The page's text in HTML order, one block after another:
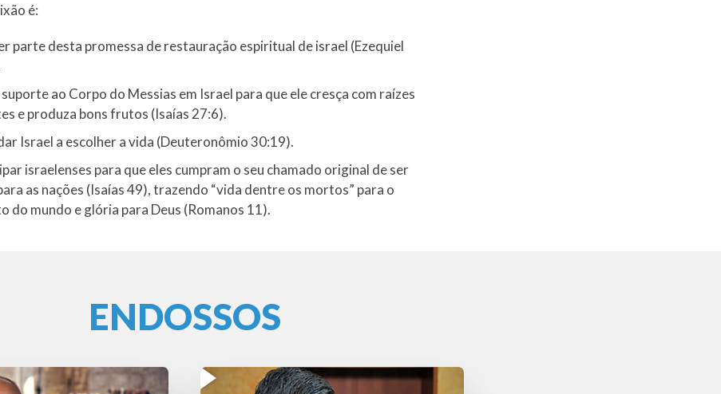
é:
parte desta promessa de restauração espiritual de israel (Ezequiel
ao Corpo do Messias em Israel para que ele cresça com raízes
e produza bons frutos (Isaías 27:6).
Israel a escolher a vida (Deuteronômio 30:19).
israelenses para que eles cumpram o seu chamado original de ser
as nações (Isaías 49), trazendo “vida dentre os mortos” para o
do mundo e glória para Deus (Romanos 11).
ENDOSSOS